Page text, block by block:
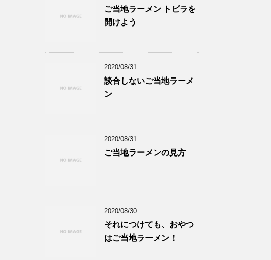
ご当地ラーメン トビラを
開けよう
2020/08/31
談合しないご当地ラーメ
ン
2020/08/31
ご当地ラーメンの見方
2020/08/30
それにつけても、おやつ
はご当地ラーメン！